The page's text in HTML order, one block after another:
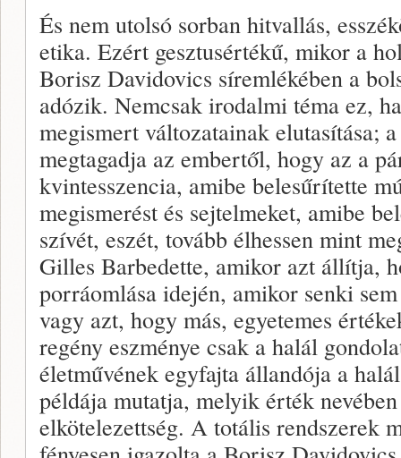
És nem utolsó sorban hitvallás,
etika. Ezért gesztusértékű, mikor a
Borisz Davidovics síremlékében a
adózik. Nemcsak irodalmi téma ez,
megismert változatainak elutasítása;
megtagadja az embertől, hogy az a
kvintesszencia, amibe belesűrítette
megismerést és sejtelmeket, amibe
szívét, eszét, tovább élhessen mint
Gilles Barbedette, amikor azt állítja,
porráomlása idején, amikor senki
vagy azt, hogy más, egyetemes
regény eszménye csak a halál
életművének egyfajta állandója a
példája mutatja, melyik érték
elkötelezettség. A totális rendszerek